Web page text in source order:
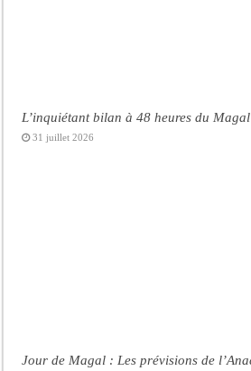
L’inquiétant bilan à 48 heures du
31 juillet 2026
Jour de Magal : Les prévisions de